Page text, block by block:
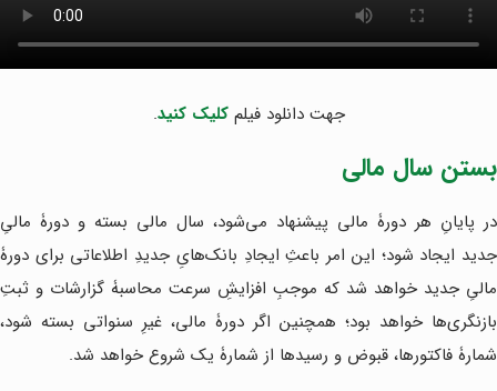
جهت دانلود فیلمکلیک کنید.
بستن سال مالی
در پایانِ هر دورۀ مالی پیشنهاد می‌شود، سال مالی بسته و دورۀ مالیِ
جدید ایجاد شود؛ این امر باعثِ ایجادِ بانک‌هایِ جدیدِ اطلاعاتی برای دورۀ
مالیِ جدید خواهد شد که موجبِ افزایشِ سرعت محاسبۀ گزارشات و ثبتِ
بازنگری‌ها خواهد بود؛ همچنین اگر دورۀ مالی، غیرِ سنواتی بسته شود،
شمارۀ فاکتورها، قبوض و رسیدها از شمارۀ یک شروع خواهد شد.